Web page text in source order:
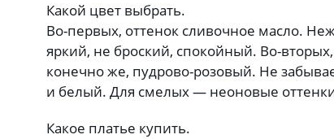
Какой цвет выбрать.
Во-первых, оттенок сливочное масло.
яркий, не броский, спокойный. Во-
конечно же, пудрово-розовый. Не
и белый. Для смелых — неоновые
Какое платье купить.